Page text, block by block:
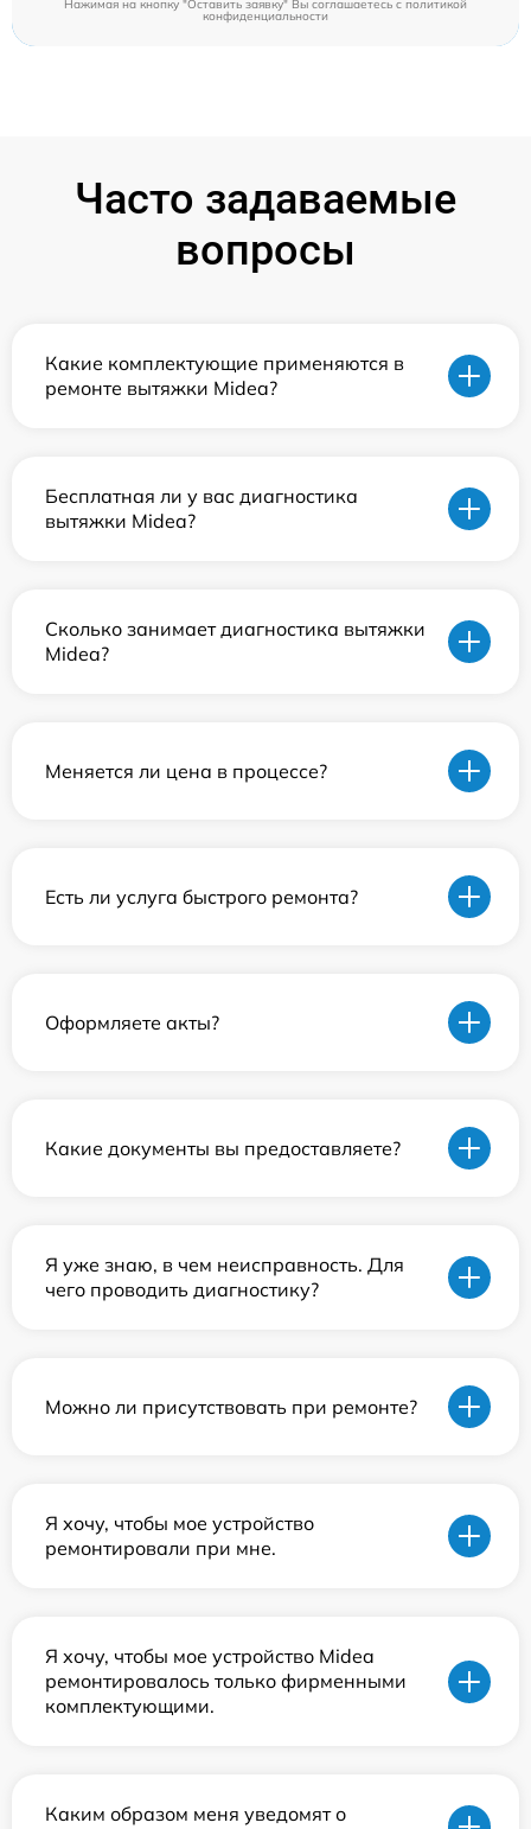
Нажимая на кнопку "Оставить заявку" Вы соглашаетесь cполитикой
конфиденциальности
Часто задаваемые
вопросы
Какие комплектующие применяются в
ремонте вытяжки Midea?
Бесплатная ли у вас диагностика
вытяжки Midea?
Сколько занимает диагностика вытяжки
Midea?
Меняется ли цена в процессе?
Есть ли услуга быстрого ремонта?
Оформляете акты?
Какие документы вы предоставляете?
Я уже знаю, в чем неисправность. Для
чего проводить диагностику?
Можно ли присутствовать при ремонте?
Я хочу, чтобы мое устройство
ремонтировали при мне.
Я хочу, чтобы мое устройство Midea
ремонтировалось только фирменными
комплектующими.
Каким образом меня уведомят о